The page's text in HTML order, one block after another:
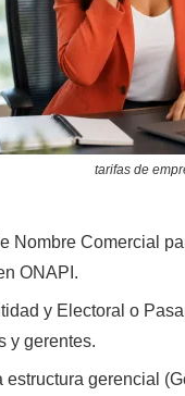
tarifas de
Nombre Comercial
ONAPI.
y Electoral o
y gerentes.
estructura gerencial